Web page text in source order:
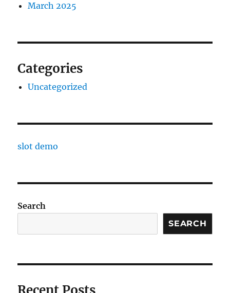
March 2025
Categories
Uncategorized
slot demo
Search
SEARCH